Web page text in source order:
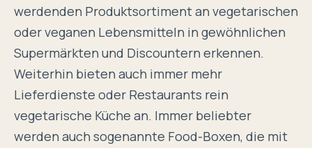
werdenden Produktsortiment an vegetarischen
oder veganen Lebensmitteln in gewöhnlichen
Supermärkten und Discountern erkennen.
Weiterhin bieten auch immer mehr
Lieferdienste oder Restaurants rein
vegetarische Küche an. Immer beliebter
werden auch sogenannte Food-Boxen, die mit